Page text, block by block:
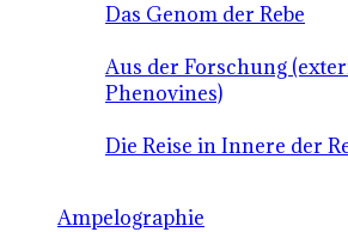
Das Genom der Rebe
Aus der Forschung
Phenovines)
Die Reise in Innere der
Ampelographie